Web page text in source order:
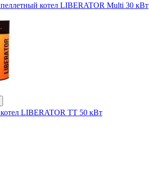
котел LIBERATOR Multi 30 кВт
LIBERATOR ТТ 50 кВт